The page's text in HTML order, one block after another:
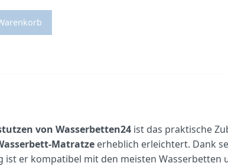
von Wasserbetten24 ist das praktische
Matratze erheblich erleichtert. Dank
ist er kompatibel mit den meisten Wasserbetten